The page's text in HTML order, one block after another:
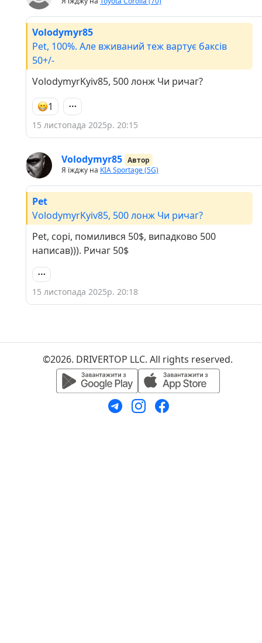
Volodymyr85
Pet, 100%. Але вживаний теж вартує баксів
50+/-
VolodymyrKyiv85, 500 лонж Чи ричаг?
1
15 листопада 2025р. 20:15
Volodymyr85 Автор
Я їжджу на KIA Sportage (5G)
Pet
VolodymyrKyiv85, 500 лонж Чи ричаг?
Pet, сорі, помилився 50$, випадково 500
написав))). Ричаг 50$
15 листопада 2025р. 20:18
©2026. DRIVERTOP LLC. All rights reserved.